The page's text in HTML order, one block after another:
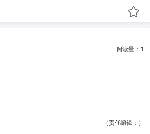
阅读量：1
（责任编辑：）